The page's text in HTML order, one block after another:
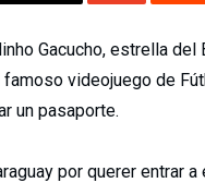
Gacucho, estrella
videojuego de
un pasaporte.
por querer entrar